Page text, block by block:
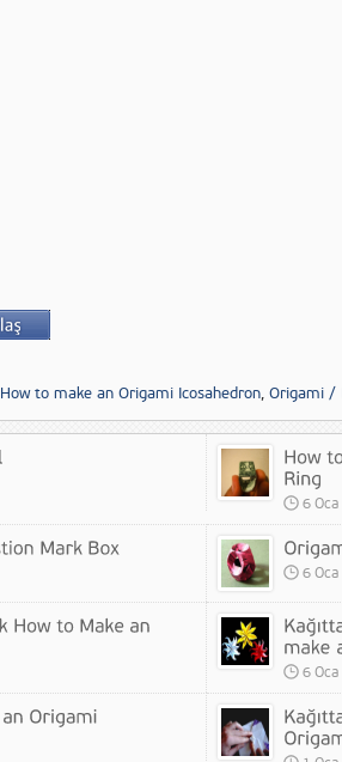
How to make an Origami Icosahedron, Origami /
6 Oca
6 Oca
6 Oca